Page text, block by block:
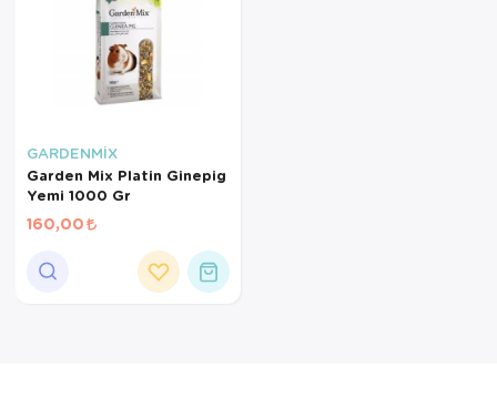
GARDENMİX
Garden Mix Platin Ginepig
Yemi 1000 Gr
160,00